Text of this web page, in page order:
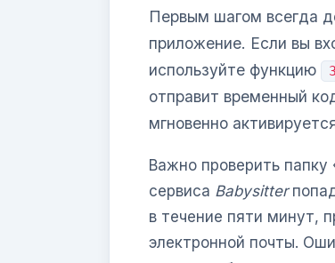
Первым шагом всегда
приложение. Если вы
используйте функцию
отправит временный
мгновенно
Важно проверить
сервиса Babysitter
в течение пяти минут,
электронной почты.